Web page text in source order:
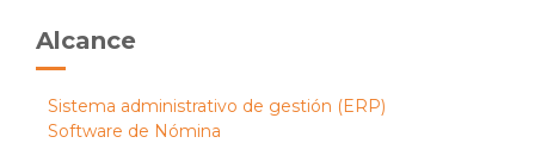
Alcance
Sistema administrativo de gestión (ERP)
Software de Nómina